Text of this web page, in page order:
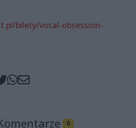
bilety/vocal-obsession-
0